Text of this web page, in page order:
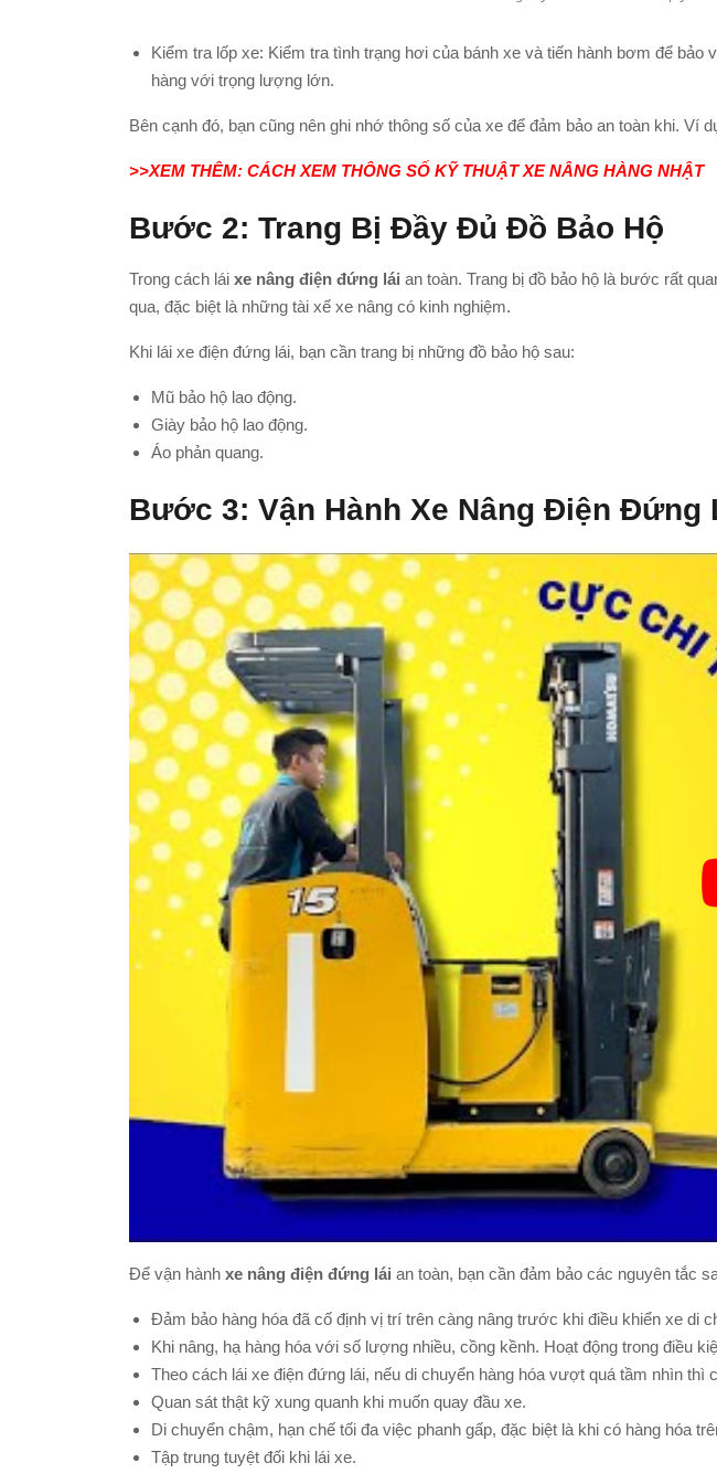
Kiểm tra lốp xe: Kiểm tra tình trạng hơi của bánh xe và tiến hành bơm để
hàng với trọng lượng lớn.
Bên cạnh đó, bạn cũng nên ghi nhớ thông số của xe để đảm bảo an toàn khi. Ví
>>XEM THÊM: CÁCH XEM THÔNG SỐ KỸ THUẬT XE NÂNG HÀNG NHẬT
Bước 2: Trang Bị Đầy Đủ Đồ Bảo Hộ
Trong cách lái xe nâng điện đứng lái an toàn. Trang bị đồ bảo hộ là bước rất
qua, đặc biệt là những tài xế xe nâng có kinh nghiệm.
Khi lái xe điện đứng lái, bạn cần trang bị những đồ bảo hộ sau:
Mũ bảo hộ lao động.
Giày bảo hộ lao động.
Áo phản quang.
Bước 3: Vận Hành Xe Nâng Điện Đứng
Để vận hành xe nâng điện đứng lái an toàn, bạn cần đảm bảo các nguyên tắc
Đảm bảo hàng hóa đã cố định vị trí trên càng nâng trước khi điều khiển xe di
Khi nâng, hạ hàng hóa với số lượng nhiều, cồng kềnh. Hoạt động trong điều
Theo cách lái xe điện đứng lái, nếu di chuyển hàng hóa vượt quá tầm nhìn
Quan sát thật kỹ xung quanh khi muốn quay đầu xe.
Di chuyển chậm, hạn chế tối đa việc phanh gấp, đặc biệt là khi có hàng hóa
Tập trung tuyệt đối khi lái xe.